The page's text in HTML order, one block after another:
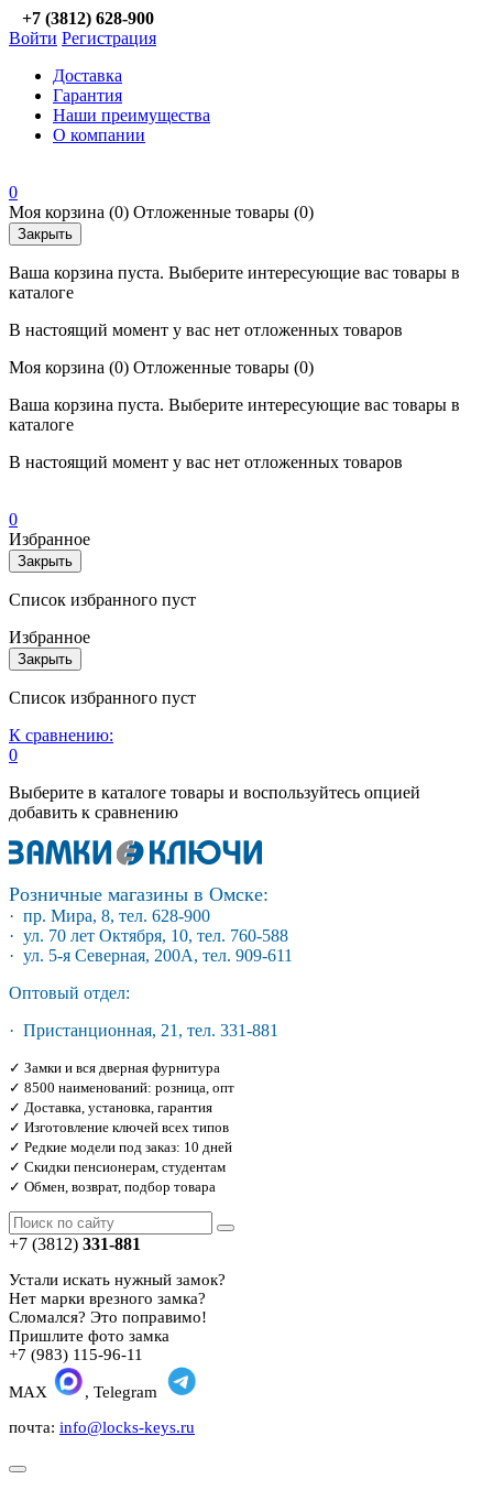
+7 (3812) 628-900
Войти Регистрация
Доставка
Гарантия
Наши преимущества
О компании
0
Моя корзина (0) Отложенные товары (0)
Закрыть
Ваша корзина пуста. Выберите интересующие вас товары в
каталоге
В настоящий момент у вас нет отложенных товаров
Моя корзина (0) Отложенные товары (0)
Ваша корзина пуста. Выберите интересующие вас товары в
каталоге
В настоящий момент у вас нет отложенных товаров
0
Избранное
Закрыть
Список избранного пуст
Избранное
Закрыть
Список избранного пуст
К сравнению:
0
Выберите в каталоге товары и воспользуйтесь опцией
добавить к сравнению
Розничные магазины в Омске:
· пр. Мира, 8, тел. 628-900
· ул. 70 лет Октября, 10, тел. 760-588
· ул. 5-я Северная, 200А, тел. 909-611
Оптовый отдел:
· Пристанционная, 21, тел. 331-881
✓ Замки и вся дверная фурнитура
✓ 8500 наименований: розница, опт
✓ Доставка, установка, гарантия
✓ Изготовление ключей всех типов
✓ Редкие модели под заказ: 10 дней
✓ Скидки пенсионерам, студентам
✓ Обмен, возврат, подбор товара
+7 (3812) 331-881
Устали искать нужный замок?
Нет марки врезного замка?
Сломался? Это поправимо!
Пришлите фото замка
+7 (983) 115-96-11
MAX
, Telegram
почта: info@locks-keys.ru